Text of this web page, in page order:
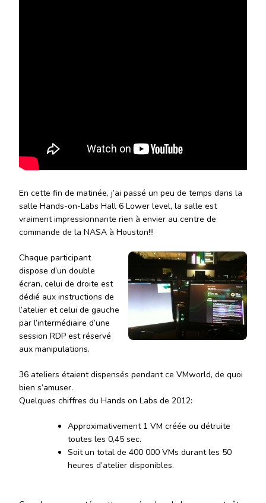
En cette fin de matinée, j’ai passé un peu de temps dans la
salle Hands-on-Labs Hall 6 Lower level, la salle est
vraiment impressionnante rien à envier au centre de
commande de la NASA à Houston!!!
Chaque participant
dispose d’un double
écran, celui de droite est
dédié aux instructions de
l’atelier et celui de gauche
par l’intermédiaire d’une
session RDP est réservé
aux manipulations.
36 ateliers étaient dispensés pendant ce VMworld, de quoi
bien s’amuser.
Quelques chiffres du Hands on Labs de 2012:
Approximativement 1 VM créée ou détruite
toutes les 0,45 sec.
Soit un total de 400 000 VMs durant les 50
heures d’atelier disponibles.